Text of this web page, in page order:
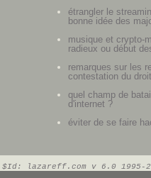
étrangler le
bonne idée des
musique et crypto-
radieux ou début
remarques sur les
contestation du
quel champ de
d'internet ?
éviter de se faire
$Id: lazareff.com v 6.0 1995-